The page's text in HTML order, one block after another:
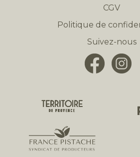
CGV
Politique de
Suivez-nous